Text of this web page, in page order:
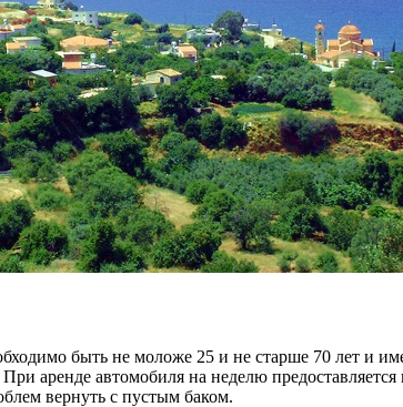
быть не моложе 25 и не старше 70 лет и
аренде автомобиля на неделю
вернуть с пустым баком.